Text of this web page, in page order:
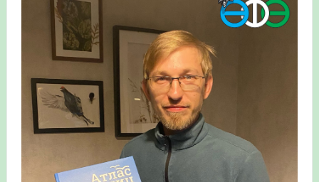
кольца
Итоги акции «Весенняя перекличка-2026» в
Республике Башкортостан
«Весенняя перекличка-2026» — 21-31 мая 2026
Мероприятие для ребят из дневного лагеря центра
олимпиадного движения «Аврора»
Фотофиксация и осмотр птенцов сапсанов на крыше